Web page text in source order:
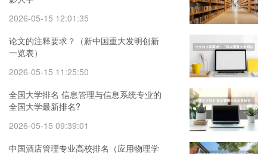
2026-05-15 12:01:35
论文的注释要求？（新中国重大发明创新
一览表）
2026-05-15 11:25:50
全国大学排名 信息管理与信息系统专业的
全国大学最新排名?
2026-05-15 09:39:01
中国酒店管理专业高校排名（应用物理学